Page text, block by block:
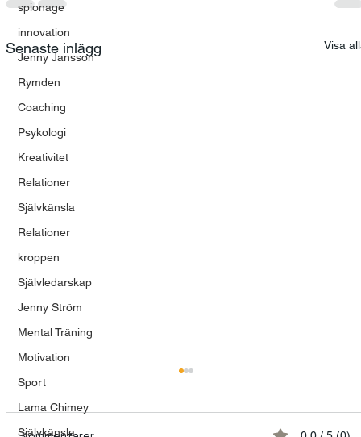
spionage
innovation
Jenny Jansson
Rymden
Coaching
Psykologi
Kreativitet
Relationer
Självkänsla
Relationer
kroppen
Självledarskap
Jenny Ström
Mental Träning
Motivation
Sport
Lama Chimey
Självkänsla
Senaste inlägg Visa